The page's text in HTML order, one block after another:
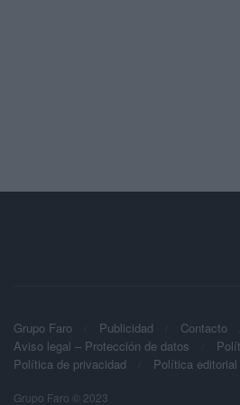
Grupo Faro Publicidad
Contacto
Aviso legal – Protección de datos
Política de privacidad
Política editorial
Grupo Faro © 2023